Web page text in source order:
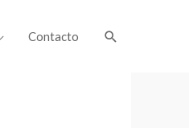
Contacto